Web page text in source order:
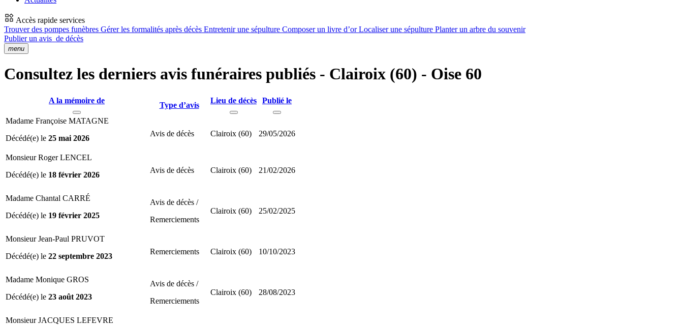
Accès rapide services
Trouver des pompes funèbres Gérer les formalités après décès Entretenir une sépulture Composer un livre d’orLocaliser une sépulture Planter un arbre du souvenir
Publier un avis de décès
menu
Consultez les derniers avis funéraires publiés - Clairoix (60) - Oise 60
A la mémoire de
Type d’avis
Lieu de décès Publié le
Madame Françoise MATAGNE
Décédé(e) le 25 mai 2026
Avis de décès Clairoix (60) 29/05/2026
Monsieur Roger LENCEL
Décédé(e) le 18 février 2026
Avis de décès Clairoix (60) 21/02/2026
Madame Chantal CARRÉ
Décédé(e) le 19 février 2025
Avis de décès /
Remerciements
Clairoix (60) 25/02/2025
Monsieur Jean-Paul PRUVOT
Décédé(e) le 22 septembre 2023
Remerciements Clairoix (60) 10/10/2023
Madame Monique GROS
Décédé(e) le 23 août 2023
Avis de décès /
Remerciements
Clairoix (60) 28/08/2023
Monsieur JACQUES LEFEVRE